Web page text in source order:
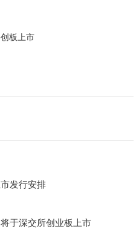
板上市
发行安排
于深交所创业板上市